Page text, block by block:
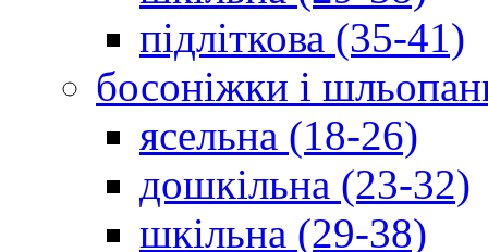
підліткова (35-41)
босоніжки і
ясельна (18-26)
дошкільна (23-32)
шкільна (29-38)